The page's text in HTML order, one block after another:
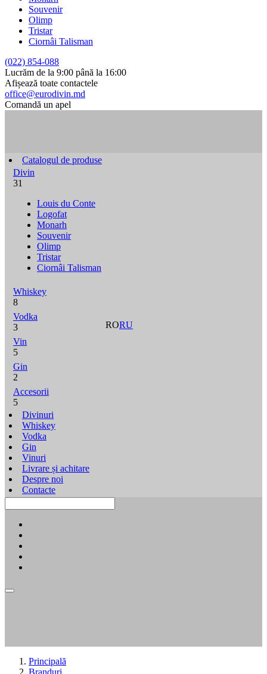
Souvenir
Olimp
Tristar
Ciornâi Talisman
(022) 854-088
Lucrăm de la 9:00 până la 16:00
Afișează toate contactele
office@eurodivin.md
Comandă un apel
Catalogul de produse
Divin
31
Louis du Conte
Logofat
Monarh
Souvenir
Olimp
Tristar
Ciornâi Talisman
Whiskey
8
Vodka
3
Vin
5
Gin
2
Accesorii
5
Divinuri
Whiskey
Vodka
Gin
Vinuri
Livrare și achitare
Despre noi
Contacte
RORU
Principală
Branduri